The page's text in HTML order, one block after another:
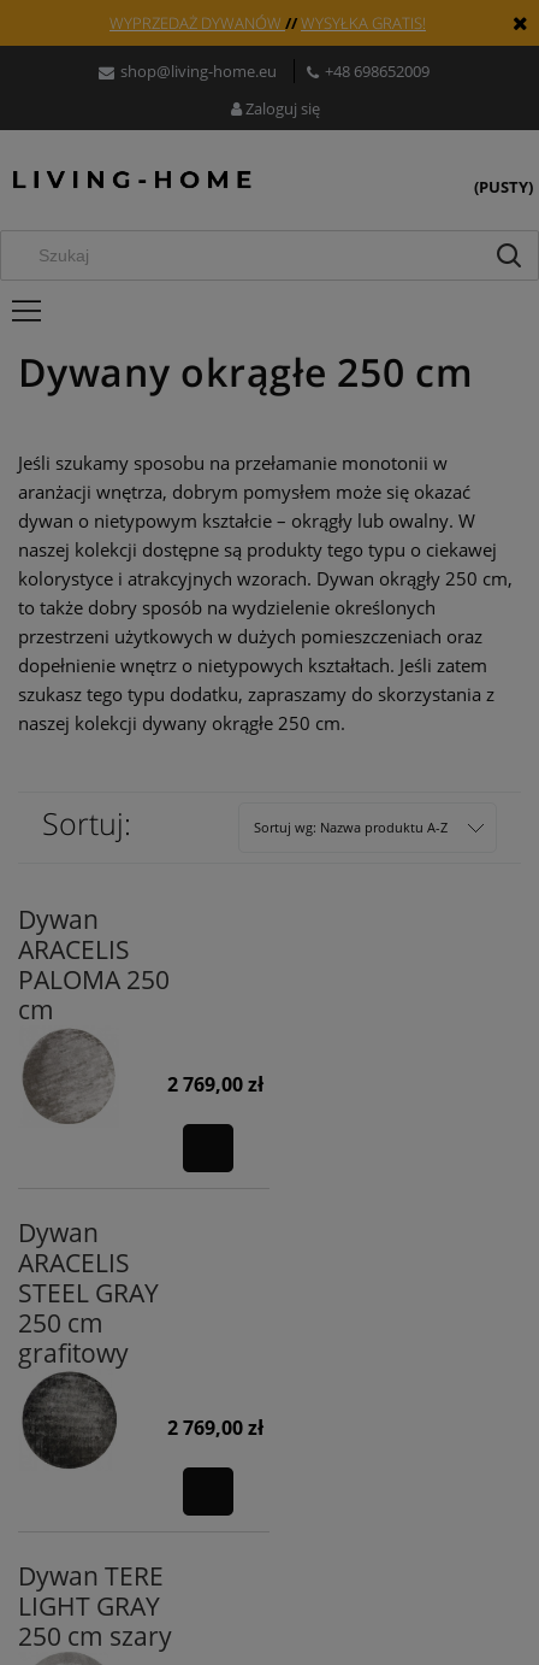
WYPRZEDAŻ DYWANÓW //WYSYŁKA GRATIS!
shop@living-home.eu
+48 698652009
Zaloguj się
(PUSTY)
Dywany okrągłe 250 cm
Jeśli szukamy sposobu na przełamanie monotonii w
aranżacji wnętrza, dobrym pomysłem może się okazać
dywan o nietypowym kształcie – okrągły lub owalny. W
naszej kolekcji dostępne są produkty tego typu o ciekawej
kolorystyce i atrakcyjnych wzorach. Dywan okrągły 250 cm,
to także dobry sposób na wydzielenie określonych
przestrzeni użytkowych w dużych pomieszczeniach oraz
dopełnienie wnętrz o nietypowych kształtach. Jeśli zatem
szukasz tego typu dodatku, zapraszamy do skorzystania z
naszej kolekcji dywany okrągłe 250 cm.
Sortuj: Sortuj wg: Nazwa produktu A-Z
Dywan
ARACELIS
PALOMA 250
cm
2 769,00 zł
Dywan
ARACELIS
STEEL GRAY
250 cm
grafitowy
2 769,00 zł
Dywan TERE
LIGHT GRAY
250 cm szary